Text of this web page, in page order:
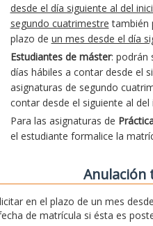
desde el día siguiente al del
segundo cuatrimestre también
plazo de un mes desde el día
Estudiantes de máster: podrán
días hábiles a contar desde el
asignaturas de segundo
contar desde el siguiente al
Para las asignaturas de
el estudiante formalice la
Anulación
en el plazo de un mes
de matrícula si ésta es